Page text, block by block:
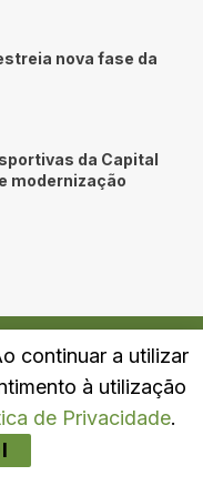
nova fase da
da Capital
modernização
Política de Privacidade
continuar a utilizar
à utilização
de Privacidade.